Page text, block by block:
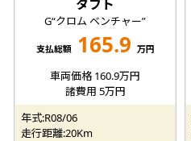
タフト
G“クロム ベンチャー”
支払総額 165.9 万円
車両価格 160.9万円
諸費用 5万円
年式:R08/06
走行距離:20Km